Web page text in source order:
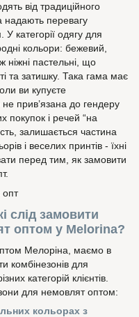
від традиційного
надають перевагу
У категорії одягу для
кольори: бежевий,
ніжні пастельні, що
та затишку. Така гама має
ви купуєте
не прив’язана до гендеру
покупок і речей “на
залишається частина
і веселих принтів - їхні
перед тим, як замовити
слід замовити
оптом у Melorina?
Мелоріна, маємо в
комбінезонів для
категорій клієнтів.
для немовлят оптом:
кольорах з